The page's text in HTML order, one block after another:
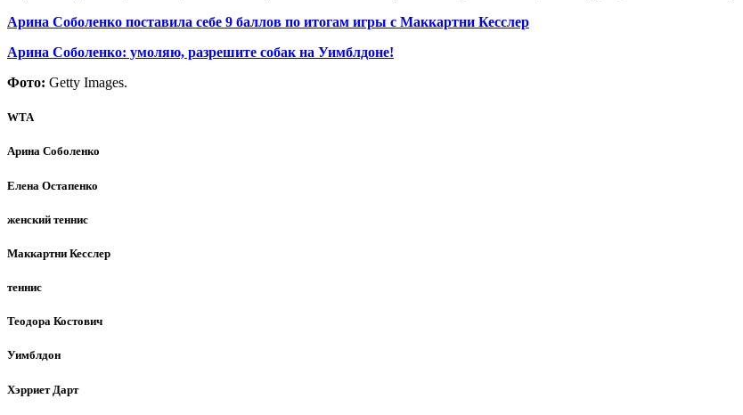
Арина Соболенко поставила себе 9 баллов по итогам игры с Маккартни Кесслер
Арина Соболенко: умоляю, разрешите собак на Уимблдоне!
Фото: Getty Images.
WTA
Арина Соболенко
Елена Остапенко
женский теннис
Маккартни Кесслер
теннис
Теодора Костович
Уимблдон
Хэрриет Дарт